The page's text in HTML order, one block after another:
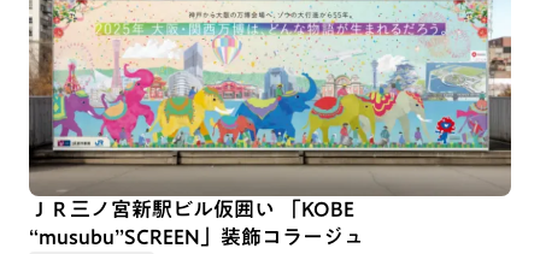
ＪＲ三ノ宮新駅ビル仮囲い 「KOBE
“musubu”SCREEN」装飾コラージュ